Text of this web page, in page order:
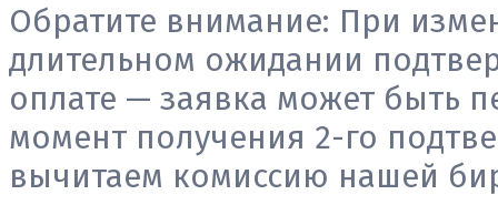
Обратите внимание: При
длительном ожидании
оплате — заявка может быть
момент получения 2-го
вычитаем комиссию нашей